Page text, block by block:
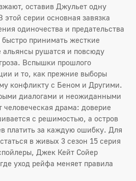
оставив Джульет одну
серии основная завязка
одиночества и предательства
принимать жесткие
альянсы рушатся и повсюду
Вспышки прошлого
и то, как прежние выборы
конфликту с Беном и Другими.
диалогами и неожиданными
человеческая драма: доверие
с решимостью, а остров
платить за каждую ошибку. Для
в живых 3 сезон 15 серия
Джек Кейт Сойер
уход рейфа меняет правила